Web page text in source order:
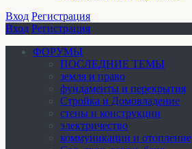
Вход Регистрация
Вход Регистрация
ФОРУМЫ
ПОСЛЕДНИЕ ТЕМЫ
земля и право
фундаменты и перекрытия
Стройка и Домовладение
стены и конструкции
электричество
коммуникации и отопление